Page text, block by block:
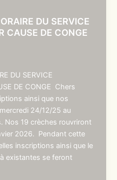
DU SERVICE
CAUSE DE CONGE
DU SERVICE
DE CONGE Chers
ainsi que nos
24/12/25 au
Nos 19 crèches rouvriront
2026. Pendant cette
inscriptions ainsi que le
existantes se feront